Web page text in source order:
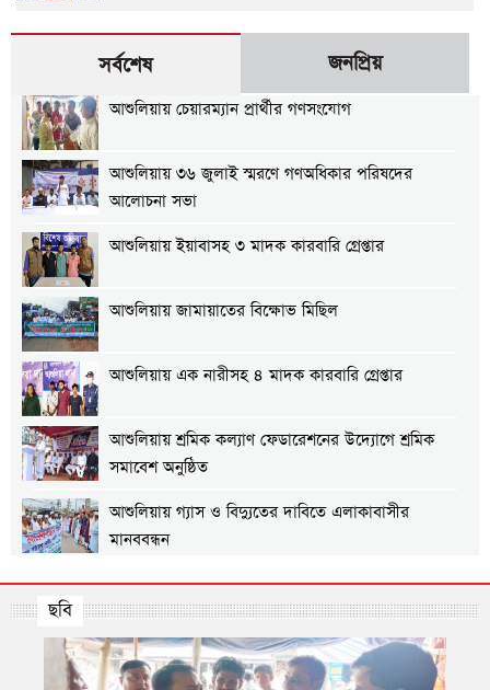
সর্বশেষ জনপ্রিয়
আশুলিয়ায় চেয়ারম্যান প্রার্থীর গণসংযোগ
আশুলিয়ায় ৩৬ জুলাই স্মরণে গণঅধিকার পরিষদের
আলোচনা সভা
আশুলিয়ায় ইয়াবাসহ ৩ মাদক কারবারি গ্রেপ্তার
আশুলিয়ায় জামায়াতের বিক্ষোভ মিছিল
আশুলিয়ায় এক নারীসহ ৪ মাদক কারবারি গ্রেপ্তার
আশুলিয়ায় শ্রমিক কল্যাণ ফেডারেশনের উদ্যোগে শ্রমিক
সমাবেশ অনুষ্ঠিত
আশুলিয়ায় গ্যাস ও বিদ্যুতের দাবিতে এলাকাবাসীর
মানববন্ধন
আশুলিয়ায় প্রীতি ফুটবল ম্যাচ অনুষ্ঠিত
আশুলিয়ায় শিল্প প্রতিষ্ঠানে নিরবিচ্ছিন্ন গ্যাস ও বিদ্যুৎ
সরবরাহের দাবিতে মানববন্ধন
ছবি